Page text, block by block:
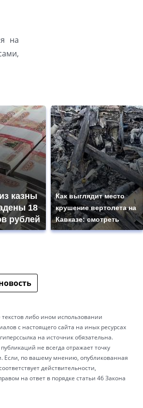
на
казны
18
рублей
Как выглядит место
крушение вертолета на
Кавказе: смотреть
либо ином использовании
с настоящего сайта на иных ресурсах
на источник обязательна.
не всегда отражает точку
Если, по вашему мнению, опубликованная
действительности,
на ответ в порядке статьи 46 Закона